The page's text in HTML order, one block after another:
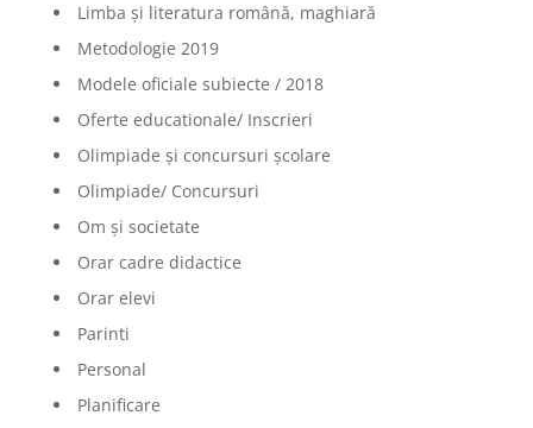
Limba şi literatura română, maghiară
Metodologie 2019
Modele oficiale subiecte / 2018
Oferte educationale/ Inscrieri
Olimpiade şi concursuri şcolare
Olimpiade/ Concursuri
Om și societate
Orar cadre didactice
Orar elevi
Parinti
Personal
Planificare